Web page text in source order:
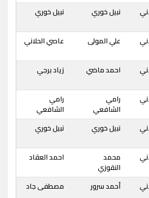
نبيل خوري نبيل خوري
علي المولى عاصي الحلاني
احمد ماضي زياد برجي
رامي
الشافعي
رامي
الشافعي
نبيل خوري نبيل خوري
محمد
النقوزي
احمد العقاد
أحمد سرور مصطفى جاد